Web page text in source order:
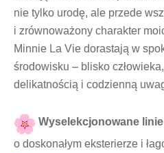
nie tylko urodę, ale przede
i zrównoważony charakter
Minnie La Vie dorastają w
środowisku – blisko
delikatnością i codzienną
Wyselekcjonowane linie
o doskonałym eksterierze i